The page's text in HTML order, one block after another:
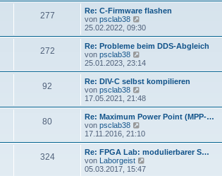
g
r
B
e
i
t
r
a
g
s
r
B
t
r
277
Re: C-Firmware flashen
von psclab38
e
u
e
t
r
B
e
i
r
g
25.02.2022, 09:30
272
Re: Probleme beim DDS-Abgleich
von psclab38
e
u
e
t
r
B
e
i
r
a
g
25.01.2023, 23:14
92
Re: DIV-C selbst kompilieren
von psclab38
e
u
e
t
B
e
i
17.05.2021, 21:48
80
Re: Maximum Power Point (MPP-…
von psclab38
e
u
e
s
t
17.11.2016, 21:10
324
Re: FPGA Lab: modulierbarer S…
von Laborgeist
e
05.03.2017, 15:47